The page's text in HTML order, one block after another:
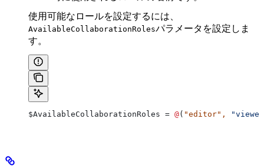
使用可能なロールを設定するには、
AvailableCollaborationRolesパラメータを設定しま
す。
$AvailableCollaborationRoles = @( "editor" ,